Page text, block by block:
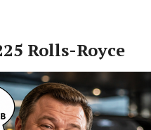
Rolls-Royce